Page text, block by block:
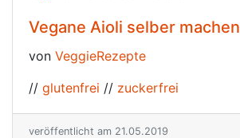
Vegane Aioli selber machen
von VeggieRezepte
// glutenfrei // zuckerfrei
veröffentlicht am 21.05.2019